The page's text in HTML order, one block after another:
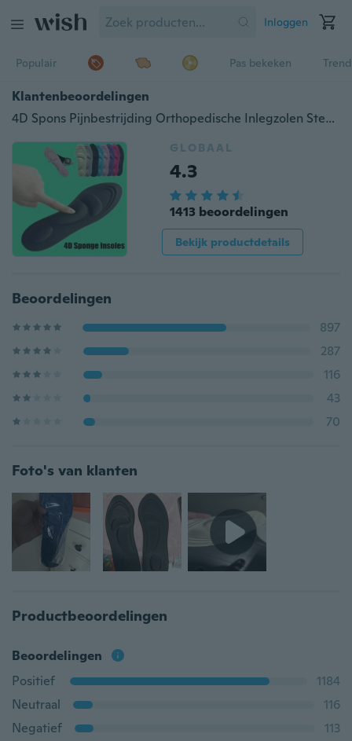
Inloggen
Populair Pas bekeken
Klantenbeoordelingen
4D Spons Pijnbestrijding Orthopedische Inlegzolen Steunzool Snijschoen Voetzool Zool
GLOBAAL
4.3
1413 beoordelingen
Bekijk productdetails
Beoordelingen
897
287
116
43
70
Foto's van klanten
Productbeoordelingen
Beoordelingen
Positief
1184
Neutraal
116
Negatief
113